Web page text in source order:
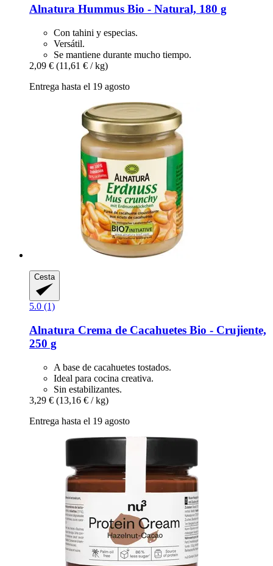
Alnatura Hummus Bio -​ Natural, 180 g
Con tahini y especias.
Versátil.
Se mantiene durante mucho tiempo.
2,09 € (11,61 € / kg)
Entrega hasta el 19 agosto
Cesta
5.0 (1)
Alnatura Crema de Cacahuetes Bio -​ Crujiente,
250 g
A base de cacahuetes tostados.
Ideal para cocina creativa.
Sin estabilizantes.
3,29 € (13,16 € / kg)
Entrega hasta el 19 agosto